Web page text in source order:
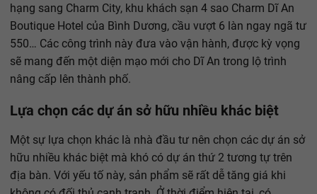
hạng sang Charm City, khu khách sạn 4 sao Charm Dĩ An
Boutique Hotel của Bình Dương, cầu vượt 6 làn ngay ngã tư
550… Các công trình này đưa vào vận hành, được kỳ vọng
sẽ mang đến một diện mạo mới cho Dĩ An trong lộ trình
nâng cấp lên thành phố.
Lựa chọn các dự án sở hữu nhiều khác biệt
Một sự lựa chọn khác là nhà đầu tư nên chọn các dự án sở
hữu nhiều khác biệt mà khó có dự án thứ 2 tương tự trên
địa bàn. Với yếu tố này, sản phẩm sẽ rất dễ tăng giá khi